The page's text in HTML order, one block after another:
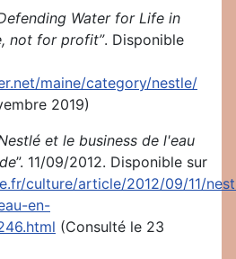
Water for Life in
not for profit”. Disponible
maine/category/nestle/
2019)
et le business de l'eau
”. 11/09/2012. Disponible sur
culture/article/2012/09/11/
en-
(Consulté le 23